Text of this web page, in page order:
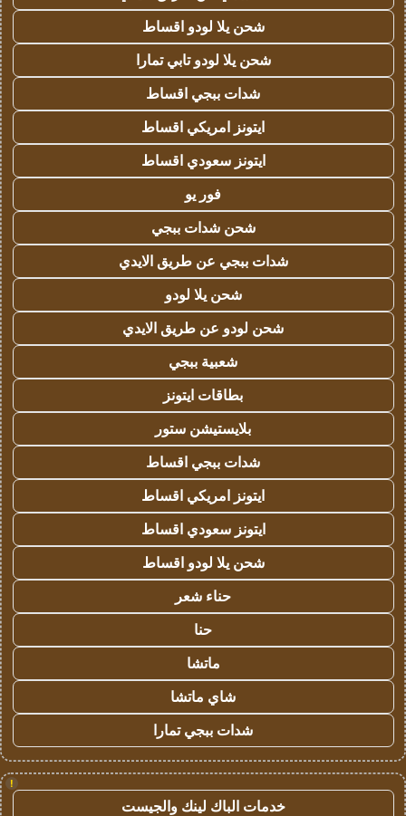
شحن يلا لودو اقساط
شحن يلا لودو تابي تمارا
شدات ببجي اقساط
ايتونز امريكي اقساط
ايتونز سعودي اقساط
فور يو
شحن شدات ببجي
شدات ببجي عن طريق الايدي
شحن يلا لودو
شحن لودو عن طريق الايدي
شعبية ببجي
بطاقات ايتونز
بلايستيشن ستور
شدات ببجي اقساط
ايتونز امريكي اقساط
ايتونز سعودي اقساط
شحن يلا لودو اقساط
حناء شعر
حنا
ماتشا
شاي ماتشا
شدات ببجي تمارا
!
خدمات الباك لينك والجيست